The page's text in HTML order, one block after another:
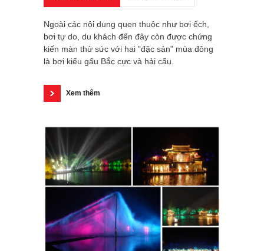
Ngoài các nội dung quen thuộc như bơi ếch,
bơi tự do, du khách đến đây còn được chứng
kiến màn thử sức với hai ”đặc sản” mùa đông
là bơi kiểu gấu Bắc cực và hải cẩu.
Xem thêm